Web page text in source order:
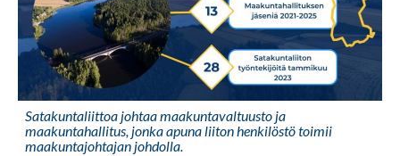
Satakuntaliittoa johtaa maakuntavaltuusto ja
maakuntahallitus, jonka apuna liiton henkilöstö toimii
maakuntajohtajan johdolla.